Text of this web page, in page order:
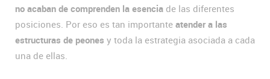
no acaban de comprenden la esencia de las diferentes
posiciones. Por eso es tan importante atender a las
estructuras de peones y toda la estrategia asociada a cada
una de ellas.